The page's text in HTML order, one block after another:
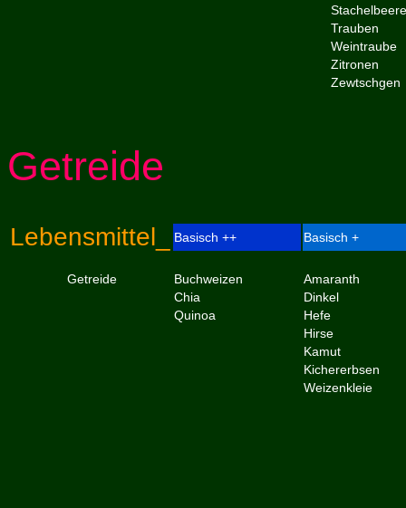
Trauben
Weintraube
Zitronen
Getreide
Lebensmittel_ Basisch ++ Basisch +
Getreide Buchweizen
Amaranth
Chia
Dinkel
Quinoa
Hefe
Hirse
Kamut
Kichererbsen
Weizenkleie